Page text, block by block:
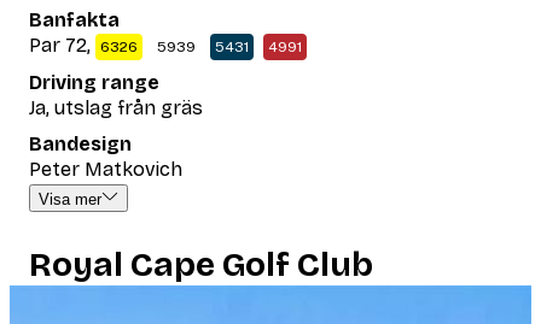
Banfakta
Par 72, 6326 5939 5431 4991
Driving range
Ja, utslag från gräs
Bandesign
Peter Matkovich
Visa mer
Royal Cape Golf Club